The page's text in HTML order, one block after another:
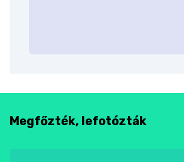
Megfőzték, lefotózták